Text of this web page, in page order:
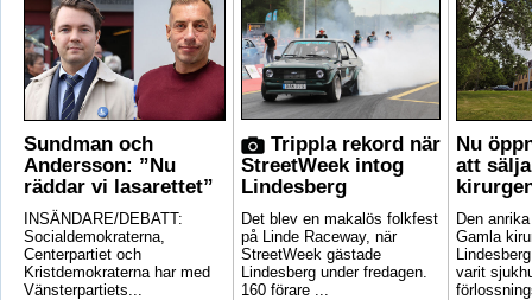
Sundman och
Andersson: ”Nu
räddar vi lasarettet”
INSÄNDARE/DEBATT:
Socialdemokraterna,
Centerpartiet och
Kristdemokraterna har med
Vänsterpartiets...
Trippla rekord när
StreetWeek intog
Lindesberg
Det blev en makalös folkfest
på Linde Raceway, när
StreetWeek gästade
Lindesberg under fredagen.
160 förare ...
Nu
att
Den
Gamla
varit